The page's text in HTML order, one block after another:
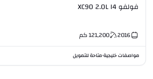
فولفو XC90 2.0L I4
2016
121,200كم
مواصفات خليجية•متاحة للتمويل